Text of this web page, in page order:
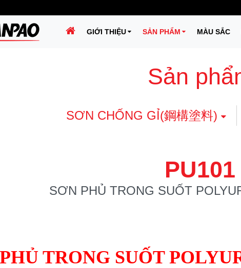
GIỚI THIỆU SẢN PHẨM MÀU SẮC
Sản
SƠN CHỐNG GỈ(鋼構塗料)
PU101
SƠN PHỦ TRONG SUỐT
TRONG SUỐT